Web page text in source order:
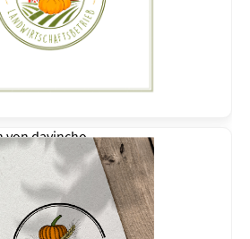
vondavincho